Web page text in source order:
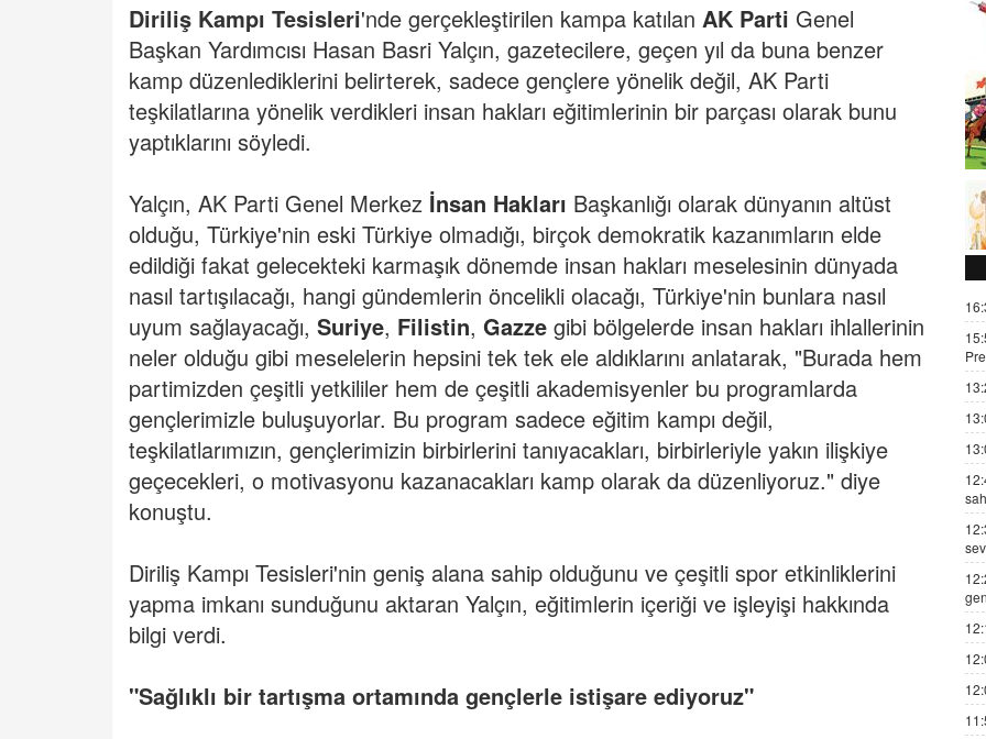
Diriliş Kampı Tesisleri'nde gerçekleştirilen kampa katılan AK Parti Genel
Başkan Yardımcısı Hasan Basri Yalçın, gazetecilere, geçen yıl da buna benzer
kamp düzenlediklerini belirterek, sadece gençlere yönelik değil, AK Parti
teşkilatlarına yönelik verdikleri insan hakları eğitimlerinin bir parçası olarak bunu
yaptıklarını söyledi.
Yalçın, AK Parti Genel Merkez İnsan Hakları Başkanlığı olarak dünyanın altüst
olduğu, Türkiye'nin eski Türkiye olmadığı, birçok demokratik kazanımların elde
edildiği fakat gelecekteki karmaşık dönemde insan hakları meselesinin dünyada
nasıl tartışılacağı, hangi gündemlerin öncelikli olacağı, Türkiye'nin bunlara nasıl
uyum sağlayacağı, Suriye, Filistin, Gazze gibi bölgelerde insan hakları ihlallerinin
neler olduğu gibi meselelerin hepsini tek tek ele aldıklarını anlatarak, "Burada hem
partimizden çeşitli yetkililer hem de çeşitli akademisyenler bu programlarda
gençlerimizle buluşuyorlar. Bu program sadece eğitim kampı değil,
teşkilatlarımızın, gençlerimizin birbirlerini tanıyacakları, birbirleriyle yakın ilişkiye
geçecekleri, o motivasyonu kazanacakları kamp olarak da düzenliyoruz." diye
konuştu.
Diriliş Kampı Tesisleri'nin geniş alana sahip olduğunu ve çeşitli spor etkinliklerini
yapma imkanı sunduğunu aktaran Yalçın, eğitimlerin içeriği ve işleyişi hakkında
bilgi verdi.
"Sağlıklı bir tartışma ortamında gençlerle istişare ediyoruz"